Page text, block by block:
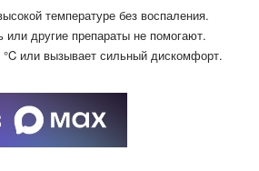
температуре без воспаления.
другие препараты не помогают.
или вызывает сильный дискомфорт.